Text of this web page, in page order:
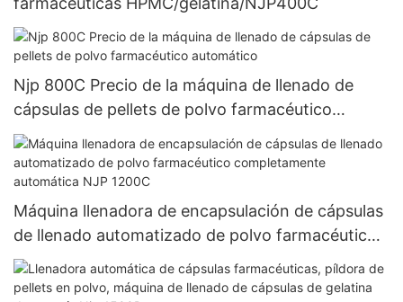
Njp 800C Precio de la máquina de llenado de
cápsulas de pellets de polvo farmacéutico
automático
Máquina llenadora de encapsulación de cápsulas
de llenado automatizado de polvo farmacéutico
completamente automática NJP 1200C